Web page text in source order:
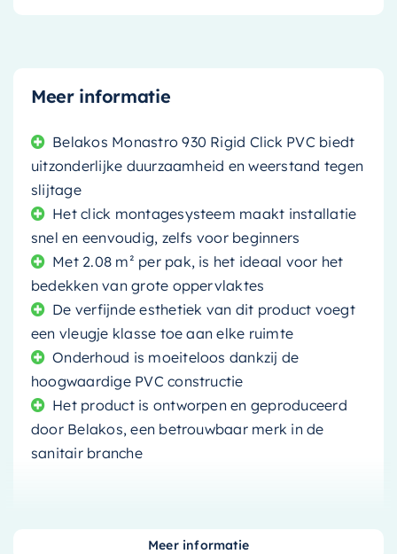
Meer informatie
Belakos Monastro 930 Rigid Click PVC biedt
uitzonderlijke duurzaamheid en weerstand tegen
slijtage
Het click montagesysteem maakt installatie
snel en eenvoudig, zelfs voor beginners
Met 2.08 m² per pak, is het ideaal voor het
bedekken van grote oppervlaktes
De verfijnde esthetiek van dit product voegt
een vleugje klasse toe aan elke ruimte
Onderhoud is moeiteloos dankzij de
hoogwaardige PVC constructie
Het product is ontworpen en geproduceerd
door Belakos, een betrouwbaar merk in de
sanitair branche
Meer informatie